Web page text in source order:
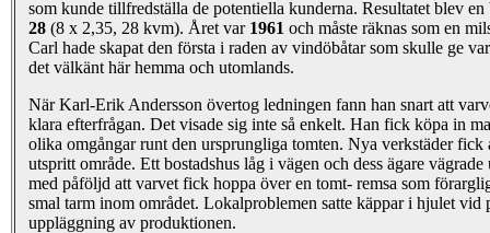
som kunde tillfredställa de potentiella kunderna. Resultatet blev
28 (8 x 2,35, 28 kvm). Året var 1961 och måste räknas som en
Carl hade skapat den första i raden av vindöbåtar som skulle ge
det välkänt här hemma och utomlands.
När Karl-Erik Andersson övertog ledningen fann han snart att
klara efterfrågan. Det visade sig inte så enkelt. Han fick köpa in
olika omgångar runt den ursprungliga tomten. Nya verkstäder fick
utspritt område. Ett bostadshus låg i vägen och dess ägare vägrade
med påföljd att varvet fick hoppa över en tomt- remsa som
smal tarm inom området. Lokalproblemen satte käppar i hjulet vid
uppläggning av produktionen.